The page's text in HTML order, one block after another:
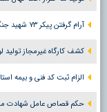
آرام گرفتن پیکر ۷۳ شهید جنگ تحمیلی در جوار امامزادگان استان البرز
کشف کارگاه غیرمجاز تولید
الزام ثبت کد فنی و بیمه
حکم قصاص عامل شهادت